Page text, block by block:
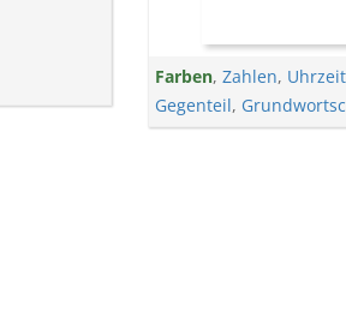
Farben,Zahlen, Uhrzeit
Gegenteil,